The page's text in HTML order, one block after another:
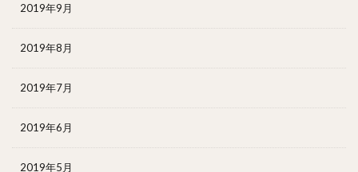
2019年9月
2019年8月
2019年7月
2019年6月
2019年5月